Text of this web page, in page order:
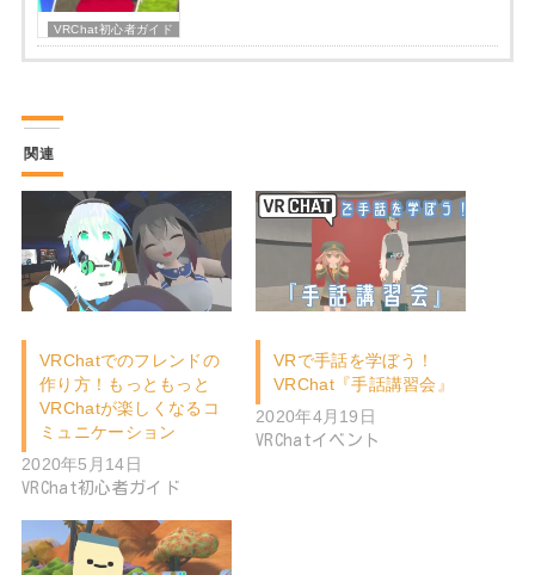
VRChat初心者ガイド
関連
VRChatでのフレンドの
作り方！もっともっと
VRChatが楽しくなるコ
ミュニケーション
2020年5月14日
VRChat初心者ガイド
VRで手話を学ぼう！
VRChat『手話講習会』
2020年4月19日
VRChatイベント